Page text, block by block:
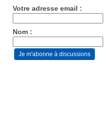
Votre adresse email :
Nom :